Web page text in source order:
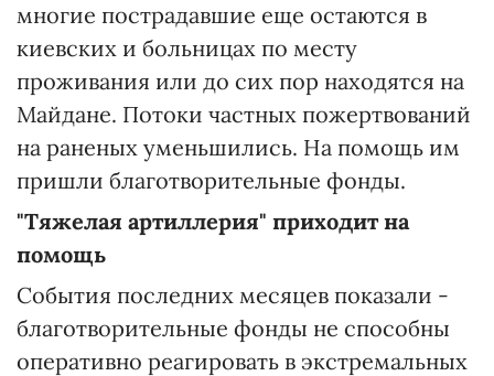
многие пострадавшие еще остаются в
киевских и больницах по месту
проживания или до сих пор находятся на
Майдане. Потоки частных пожертвований
на раненых уменьшились. На помощь им
пришли благотворительные фонды.
"Тяжелая артиллерия" приходит на
помощь
События последних месяцев показали -
благотворительные фонды не способны
оперативно реагировать в экстремальных